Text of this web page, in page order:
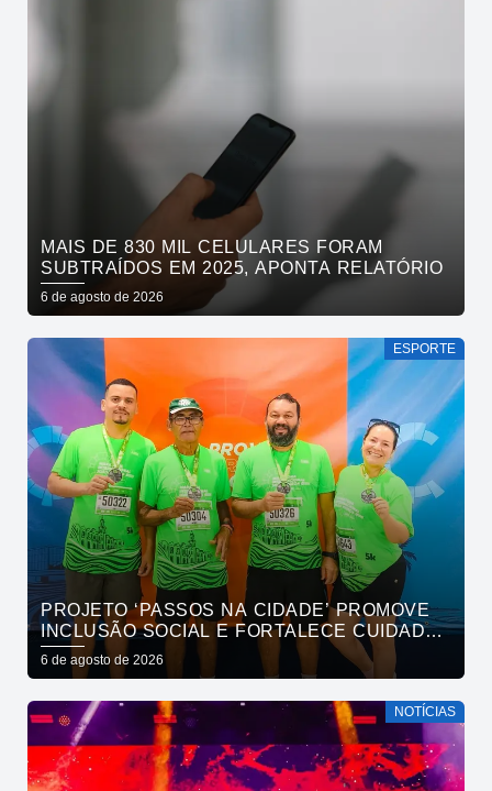
MAIS DE 830 MIL CELULARES FORAM
SUBTRAÍDOS EM 2025, APONTA RELATÓRIO
6 de agosto de 2026
ESPORTE
PROJETO ‘PASSOS NA CIDADE’ PROMOVE
INCLUSÃO SOCIAL E FORTALECE CUIDADO
EM SAÚDE MENTAL POR MEIO DA CORRIDA
6 de agosto de 2026
NOTÍCIAS